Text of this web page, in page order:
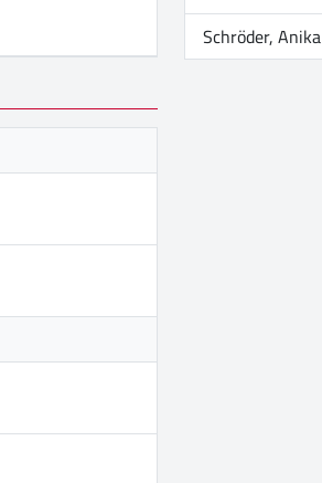
Schröder, Anika